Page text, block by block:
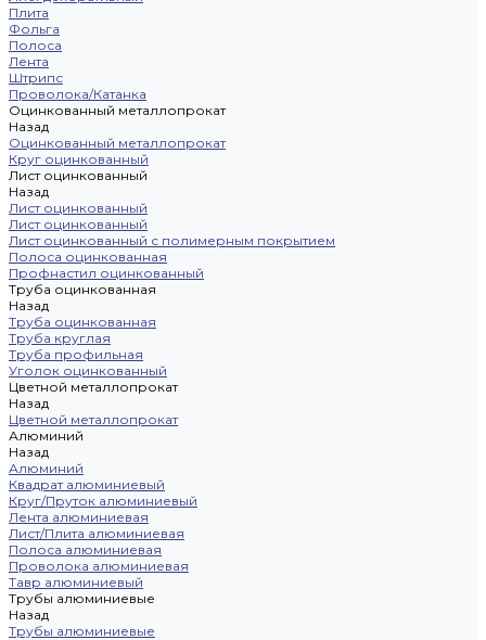
Плита
Фольга
Полоса
Лента
Штрипс
Проволока/Катанка
Оцинкованный металлопрокат
Назад
Оцинкованный металлопрокат
Круг оцинкованный
Лист оцинкованный
Назад
Лист оцинкованный
Лист оцинкованный
Лист оцинкованный с полимерным покрытием
Полоса оцинкованная
Профнастил оцинкованный
Труба оцинкованная
Назад
Труба оцинкованная
Труба круглая
Труба профильная
Уголок оцинкованный
Цветной металлопрокат
Назад
Цветной металлопрокат
Алюминий
Назад
Алюминий
Квадрат алюминиевый
Круг/Пруток алюминиевый
Лента алюминиевая
Лист/Плита алюминиевая
Полоса алюминиевая
Проволока алюминиевая
Тавр алюминиевый
Трубы алюминиевые
Назад
Трубы алюминиевые